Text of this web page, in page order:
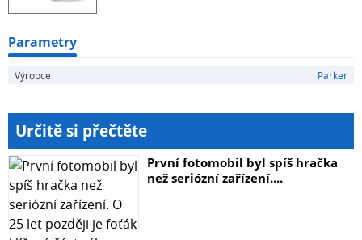
Parametry
Výrobce Parker
Určitě si přečtěte
První fotomobil byl spíš hračka
než seriózní zařízení....